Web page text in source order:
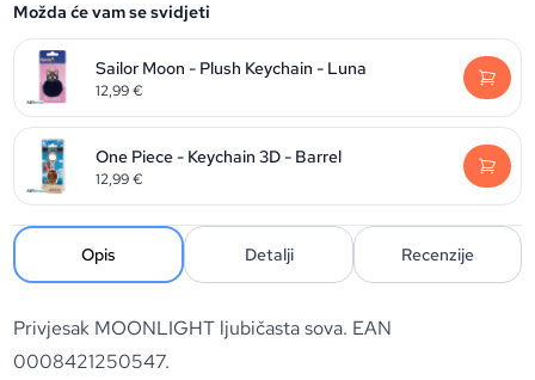
Možda će vam se svidjeti
Sailor Moon - Plush Keychain - Luna
12,99€
One Piece - Keychain 3D - Barrel
12,99€
Opis Detalji Recenzije
Privjesak MOONLIGHT ljubičasta sova. EAN
0008421250547.